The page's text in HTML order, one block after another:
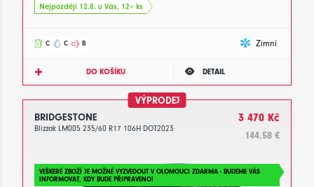
Nejpozději 12.8. u Vás, 12+ ks
C C B Zimní
DO KOŠÍKU DETAIL
VÝPRODEJ
BRIDGESTONE
Blizzak LM005 235/60 R17 106H DOT2023
3 470 Kč
144.58 €
VEŠKERÉ ZBOŽÍ JE MOŽNÉ VYZVEDOUT V OLOMOUCI ZDARMA - BUDEME VÁS
INFORMOVAT, KDY BUDE PŘIPRAVENO!